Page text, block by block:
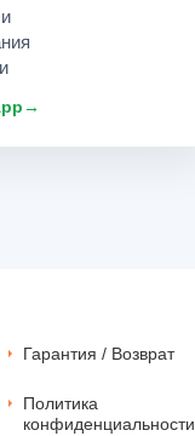
→
Гарантия / Возврат
Политика
конфиденциальности